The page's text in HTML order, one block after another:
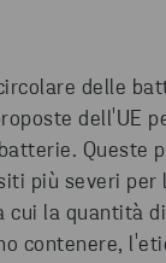
delle
dell'UE
Queste
più severi per
cui la quantità
contenere,